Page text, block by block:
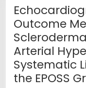
Outcome
Arterial
Systematic
the EPOSS